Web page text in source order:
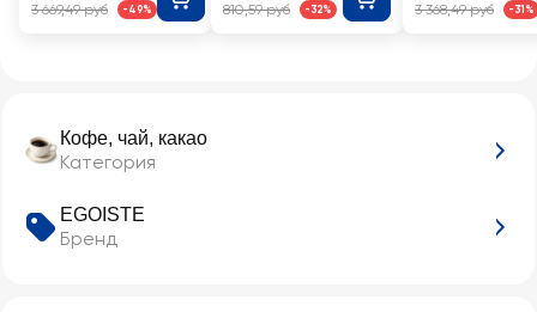
Кофе, чай, какао
Категория
EGOISTE
Бренд
3 669,49 руб -49% 810,59 руб -32% 3 368,49 руб -31%